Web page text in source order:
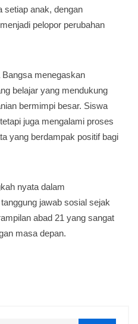
setiap anak, dengan
pelopor perubahan
menegaskan
belajar yang mendukung
bermimpi besar. Siswa
juga mengalami proses
yang berdampak positif bagi
nyata dalam
jawab sosial sejak
abad 21 yang sangat
masa depan.